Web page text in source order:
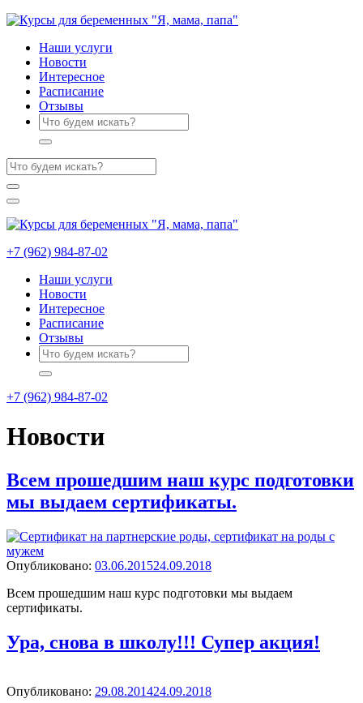
Наши услуги
Новости
Интересное
Расписание
Отзывы
+7 (962) 984-87-02
Наши услуги
Новости
Интересное
Расписание
Отзывы
+7 (962) 984-87-02
Новости
Всем прошедшим наш курс подготовки
мы выдаем сертификаты.
Опубликовано: Опубликовано
03.06.201524.09.2018
Всем прошедшим наш курс подготовки мы выдаем
сертификаты.
Ура, снова в школу!!! Супер акция!
Опубликовано: Опубликовано
29.08.201424.09.2018